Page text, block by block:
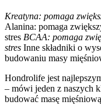
Kreatyna: pomaga
Alanina: pomaga
stres BCAA: pomaga
stres Inne składniki o
budowaniu masy
Hondrolife jest
– mówi jeden z naszych
budować masę